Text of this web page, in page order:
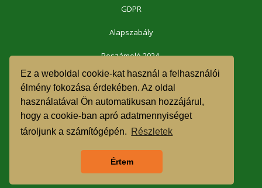
Ez a weboldal cookie-kat használ a felhasználói
élmény fokozása érdekében. Az oldal
használatával Ön automatikusan hozzájárul,
hogy a cookie-ban apró adatmennyiséget
tároljunk a számítógépén. Részletek
Értem
GDPR
Alapszabály
Beszámoló 2024.
Beszámoló 2023.
Beszámoló 2022.
Beszámoló 2021.
1% felajánlás 2023.